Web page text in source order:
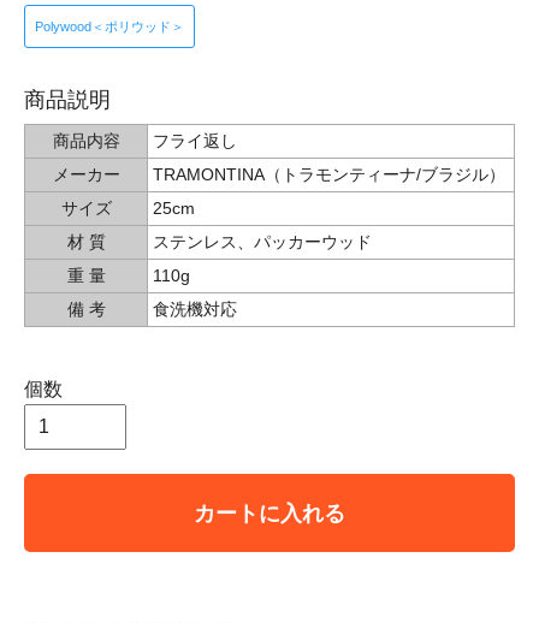
Polywood＜ポリウッド＞
商品説明
商品内容
フライ返し
メーカー
TRAMONTINA（トラモンティーナ/ブラジル）
サイズ
25cm
材 質
ステンレス、パッカーウッド
重 量
110g
備 考
食洗機対応
個数
カートに入れる